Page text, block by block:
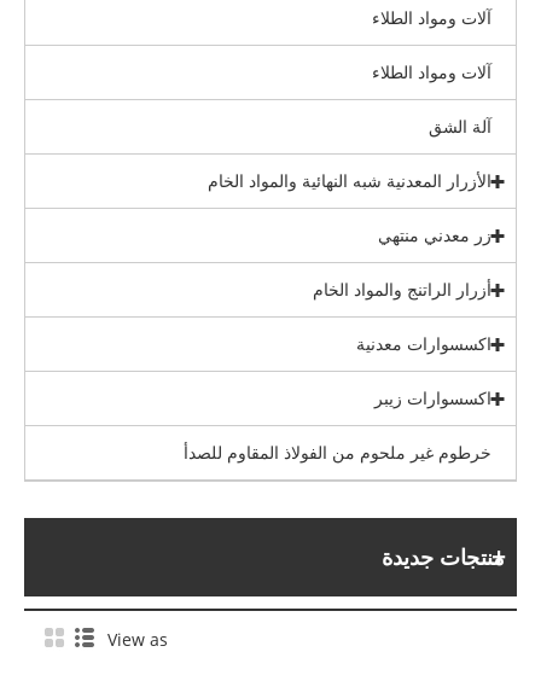
آلات ومواد الطلاء
آلات ومواد الطلاء
آلة الشق
الأزرار المعدنية شبه النهائية والمواد الخام
زر معدني منتهي
أزرار الراتنج والمواد الخام
اكسسوارات معدنية
اكسسوارات زيبر
خرطوم غير ملحوم من الفولاذ المقاوم للصدأ
منتجات جديدة
View as